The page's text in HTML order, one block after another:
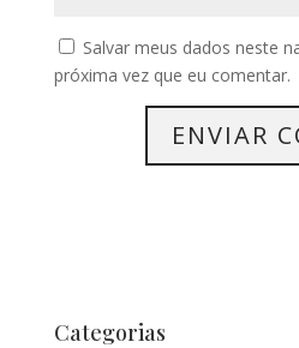
Salvar meus dados neste
próxima vez que eu comentar.
Categorias